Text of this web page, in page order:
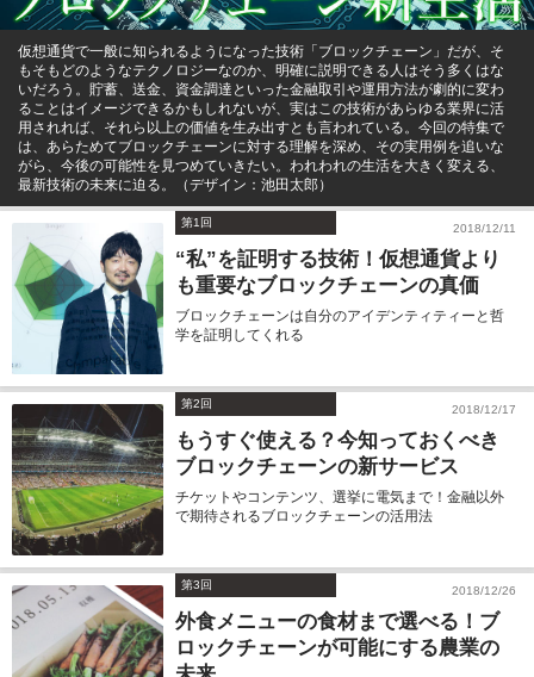
仮想通貨で一般に知られるようになった技術「ブロックチェーン」だが、そ
もそもどのようなテクノロジーなのか、明確に説明できる人はそう多くはな
いだろう。貯蓄、送金、資金調達といった金融取引や運用方法が劇的に変わ
ることはイメージできるかもしれないが、実はこの技術があらゆる業界に活
用されれば、それら以上の価値を生み出すとも言われている。今回の特集で
は、あらためてブロックチェーンに対する理解を深め、その実用例を追いな
がら、今後の可能性を見つめていきたい。われわれの生活を大きく変える、
最新技術の未来に迫る。（デザイン：池田太郎）
第1回 2018/12/11
“私”を証明する技術！仮想通貨より
も重要なブロックチェーンの真価
ブロックチェーンは自分のアイデンティティーと哲
学を証明してくれる
第2回 2018/12/17
もうすぐ使える？今知っておくべき
ブロックチェーンの新サービス
チケットやコンテンツ、選挙に電気まで！金融以外
で期待されるブロックチェーンの活用法
第3回 2018/12/26
外食メニューの食材まで選べる！ブ
ロックチェーンが可能にする農業の